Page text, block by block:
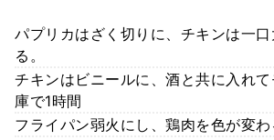
パプリカはざく切りに、チキンは一
る。
チキンはビニールに、酒と共に入れ
庫で1時間
フライパン弱火にし、鶏肉を色が変わ